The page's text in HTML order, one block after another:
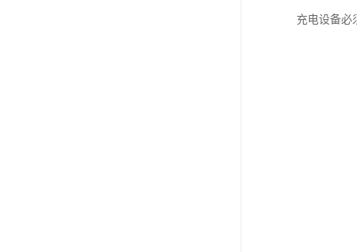
充电设备必